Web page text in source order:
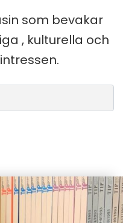
som bevakar
, kulturella och